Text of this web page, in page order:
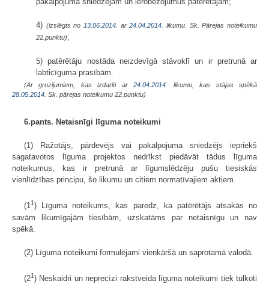
4) (izslēgts no 13.06.2014. ar24.04.2014 . likumu. Sk. Pārejas noteikumu
22.punktu);
5) patērētāju nostāda neizdevīgā stāvoklī un ir pretrunā ar
labticīguma prasībām.
(Ar grozījumiem, kas izdarīti ar24.04.2014 . likumu, kas stājas spēkā
28.05.2014. Sk. pārejas noteikumu 22.punktu)
6.pants. Netaisnīgi līguma noteikumi
(1) Ražotājs, pārdevējs vai pakalpojuma sniedzējs iepriekš
sagatavotos līguma projektos nedrīkst piedāvāt tādus līguma
noteikumus, kas ir pretrunā ar līgumslēdzēju pušu tiesiskās
vienlīdzības principu, šo likumu un citiem normatīvajiem aktiem.
(11 ) Līguma noteikums, kas paredz, ka patērētājs atsakās no
savām likumīgajām tiesībām, uzskatāms par netaisnīgu un nav
spēkā.
(2) Līguma noteikumi formulējami vienkāršā un saprotamā valodā.
(21) Neskaidri un neprecīzi rakstveida līguma noteikumi tiek tulkoti